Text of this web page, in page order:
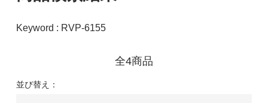
Keyword : RVP-6155
全4商品
並び替え：